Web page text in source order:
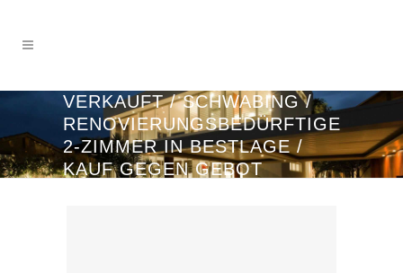
VERKAUFT / SCHWABING /
RENOVIERUNGSBEDÜRFTIGE
2-ZIMMER IN BESTLAGE /
KAUF GEGEN GEBOT